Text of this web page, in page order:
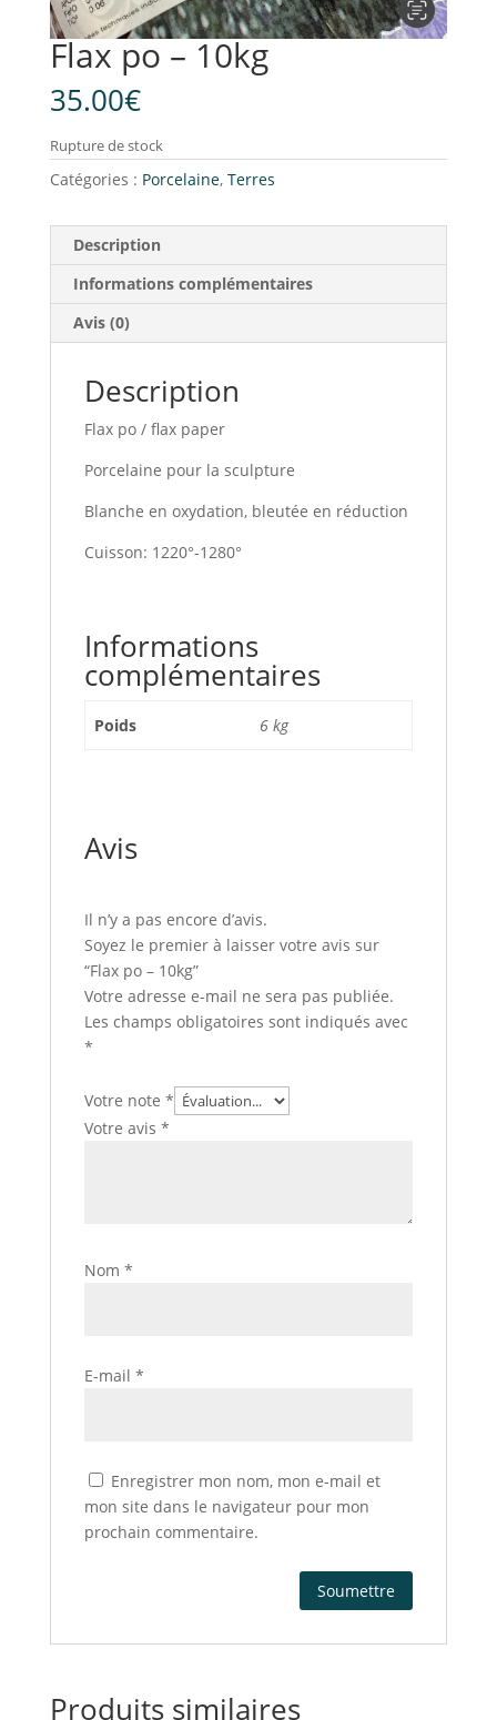
Flax po – 10kg
35.00€
Rupture de stock
Catégories : Porcelaine, Terres
Description
Informations complémentaires
Avis (0)
Description
Flax po / flax paper
Porcelaine pour la sculpture
Blanche en oxydation, bleutée en réduction
Cuisson: 1220°-1280°
Informations
complémentaires
Poids 6 kg
Avis
Il n’y a pas encore d’avis.
Soyez le premier à laisser votre avis sur
“Flax po – 10kg”
Votre adresse e-mail ne sera pas publiée.
Les champs obligatoires sont indiqués avec
*
Votre note *
Votre avis *
Nom *
E-mail *
Enregistrer mon nom, mon e-mail et
mon site dans le navigateur pour mon
prochain commentaire.
Produits similaires